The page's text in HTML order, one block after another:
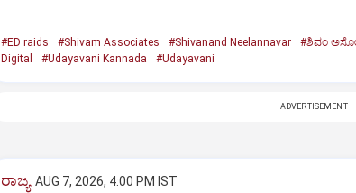
#ED raids #Shivam Associates #Shivanand Neelannavar #ಶಿವಂ
Digital
#Udayavani Kannada #Udayavani
ADVERTISEMENT
ರಾಜ್ಯ AUG 7, 2026, 4:00 PM IST